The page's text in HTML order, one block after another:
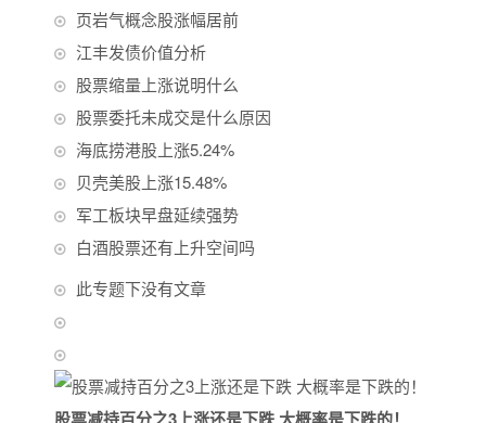
页岩气概念股涨幅居前
江丰发债价值分析
股票缩量上涨说明什么
股票委托未成交是什么原因
海底捞港股上涨5.24%
贝壳美股上涨15.48%
军工板块早盘延续强势
白酒股票还有上升空间吗
此专题下没有文章